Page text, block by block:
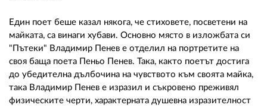
Един поет беше казал някога, че стиховете, посветени на
майката, са винаги хубави. Основно място в изложбата си
"Пътеки" Владимир Пенев е отделил на портретите на
своя баща поета Пеньо Пенев. Така, както поетът достига
до убедителна дълбочина на чувството към своята майка,
така Владимир Пенев е изразил и съкровено преживял
физическите черти, характерната душевна изразителност